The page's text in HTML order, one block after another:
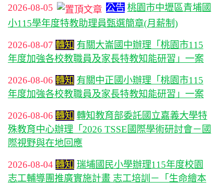
2026-08-05
公告 桃園市中壢區青埔國
小115學年度特教助理員甄選簡章(月薪制)
2026-08-07 轉知 有關大崙國中辦理「桃園市115
年度加強各校教職員及家長特教知能研習」一案
2026-08-06 轉知 有關中正國小辦理「桃園市115
年度加強各校教職員及家長特教知能研習」一案
2026-08-06 轉知 轉知教育部委託國立嘉義大學特
殊教育中心辦理「2026 TSSE國際學術研討會－國
際視野與在地回應
2026-08-04 轉知 瑞埔國民小學辦理115年度校園
志工輔導團推廣實施計畫 志工培訓－「生命繪本